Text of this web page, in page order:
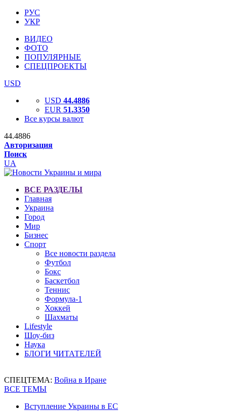
РУС
УКР
ВИДЕО
ФОТО
ПОПУЛЯРНЫЕ
СПЕЦПРОЕКТЫ
USD
USD 44.4886
EUR 51.3350
Все курсы валют
44.4886
Авторизация
Поиск
UA
ВСЕ РАЗДЕЛЫ
Главная
Украина
Город
Мир
Бизнес
Спорт
Все новости раздела
Футбол
Бокс
Баскетбол
Теннис
Формула-1
Хоккей
Шахматы
Lifestyle
Шоу-биз
Наука
БЛОГИ ЧИТАТЕЛЕЙ
СПЕЦТЕМА: Война в Иране
ВСЕ ТЕМЫ
Вступление Украины в ЕС